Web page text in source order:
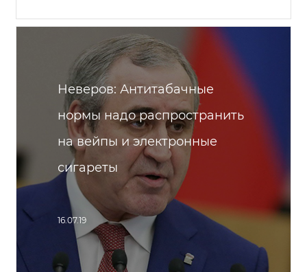
Неверов: Антитабачные
нормы надо распространить
на вейпы и электронные
сигареты
16.07.19